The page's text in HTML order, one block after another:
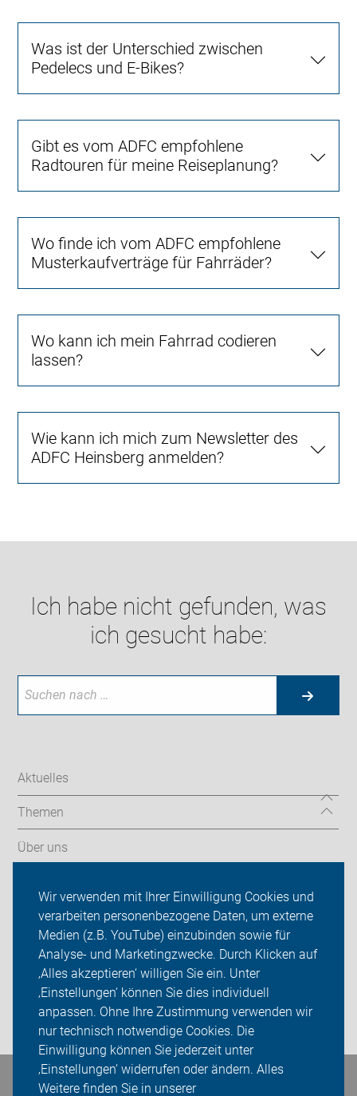
Wir verwenden mit Ihrer Einwilligung Cookies und
verarbeiten personenbezogene Daten, um externe
Medien (z.B. YouTube) einzubinden sowie für
Analyse- und Marketingzwecke. Durch Klicken auf
‚Alles akzeptieren‘ willigen Sie ein. Unter
‚Einstellungen‘ können Sie dies individuell
anpassen. Ohne Ihre Zustimmung verwenden wir
nur technisch notwendige Cookies. Die
Einwilligung können Sie jederzeit unter
‚Einstellungen‘ widerrufen oder ändern. Alles
Weitere finden Sie in unserer
Was ist der Unterschied zwischen
Pedelecs und E-Bikes?
Gibt es vom ADFC empfohlene
Radtouren für meine Reiseplanung?
Wo finde ich vom ADFC empfohlene
Musterkaufverträge für Fahrräder?
Wo kann ich mein Fahrrad codieren
lassen?
Wie kann ich mich zum Newsletter des
ADFC Heinsberg anmelden?
Ich habe nicht gefunden, was
ich gesucht habe:
Aktuelles
Themen
Über uns
ADFC Heinsberg
Sei dabei
Presse
Login
Bleiben Sie in Kontakt